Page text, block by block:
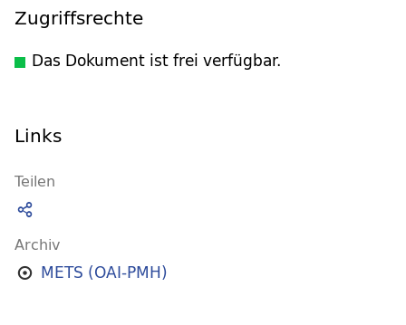
Zugriffsrechte
Das Dokument ist frei verfügbar.
Links
Teilen
Archiv
METS (OAI-PMH)